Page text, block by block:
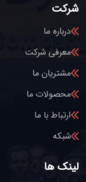
شرکت
درباره ما
معرفی شرکت
مشتریان ما
محصولات ما
ارتباط با ما
شبکه
لینک ها